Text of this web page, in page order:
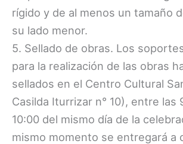
rígido y de al menos un tamaño
su lado menor.
5. Sellado de obras. Los
para la realización de las obras
sellados en el Centro Cultural
Casilda Iturrizar n° 10), entre las
10:00 del mismo día de la
mismo momento se entregará a